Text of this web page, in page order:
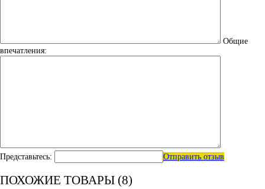
Общие
впечатления:
Представьтесь: Отправить отзыв
ПОХОЖИЕ ТОВАРЫ (8)